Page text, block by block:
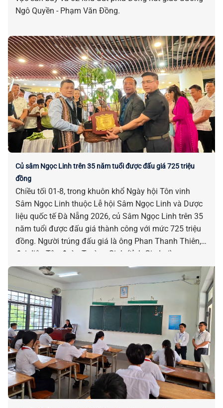
Ngô Quyền - Phạm Văn Đồng.
Củ sâm Ngọc Linh trên 35 năm tuổi được đấu giá 725 triệu
đồng
Chiều tối 01-8, trong khuôn khổ Ngày hội Tôn vinh
Sâm Ngọc Linh thuộc Lễ hội Sâm Ngọc Linh và Dược
liệu quốc tế Đà Nẵng 2026, củ Sâm Ngọc Linh trên 35
năm tuổi được đấu giá thành công với mức 725 triệu
đồng. Người trúng đấu giá là ông Phan Thanh Thiên,
đại diện Tập đoàn Trường Sinh (tỉnh Gia Lai).